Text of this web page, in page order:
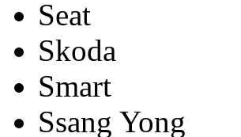
Seat
Skoda
Smart
Ssang Yong